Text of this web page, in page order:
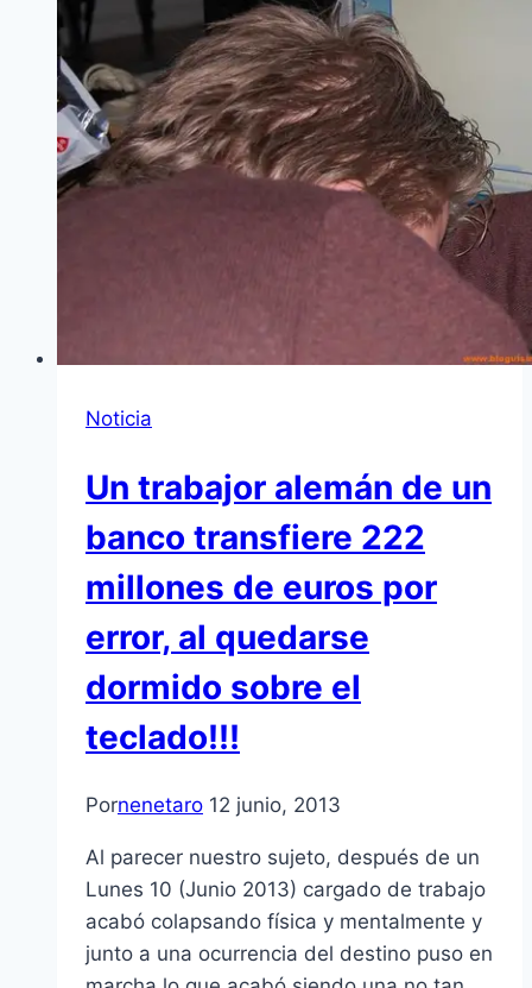
Noticia
Un trabajor alemán de un
banco transfiere 222
millones de euros por
error, al quedarse
dormido sobre el
teclado!!!
Pornenetaro 12 junio, 2013
Al parecer nuestro sujeto, después de un
Lunes 10 (Junio 2013) cargado de trabajo
acabó colapsando física y mentalmente y
junto a una ocurrencia del destino puso en